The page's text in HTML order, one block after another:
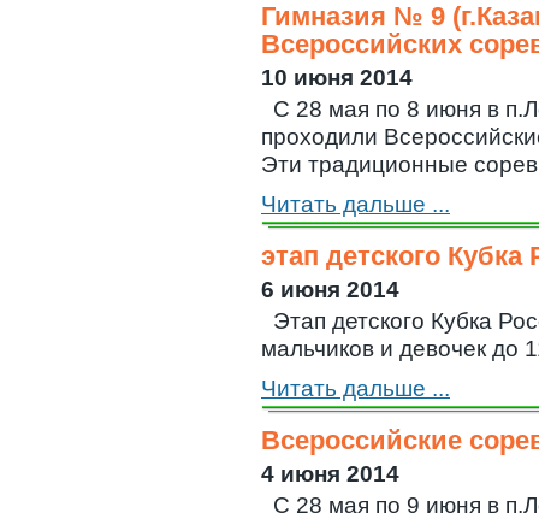
Гимназия № 9
Всероссийских
10 июня 2014
С 28 мая по 8 июня в
проходили
Эти традиционные
Читать дальше ...
этап детского Кубка
6 июня 2014
Этап детского Кубка
мальчиков и девочек до
Читать дальше ...
Всероссийские
4 июня 2014
С 28 мая по 9 июня в